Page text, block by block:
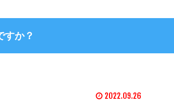
すか？
2022.09.26